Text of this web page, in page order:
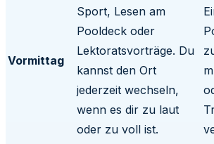
Vormittag
Sport, Lesen am
Pooldeck oder
Lektoratsvorträge. Du
kannst den Ort
jederzeit wechseln,
wenn es dir zu laut
oder zu voll ist.